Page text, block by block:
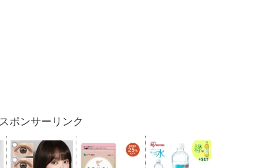
スポンサーリンク